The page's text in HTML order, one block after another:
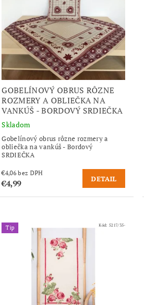
GOBELÍNOVÝ OBRUS RÔZNE
ROZMERY A OBLIEČKA NA
VANKÚŠ - BORDOVÝ SRDIEČKA
Skladom
Gobelínový obrus rôzne rozmery a
obliečka na vankúš - Bordový
SRDIEČKA
€4,06 bez DPH
€4,99 DETAIL
Tip Kód: 5217/35-